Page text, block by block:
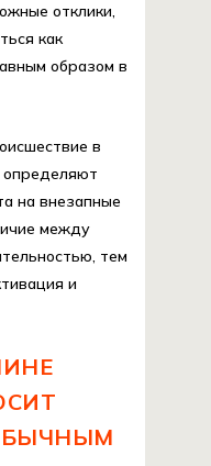
отклики,
как
образом в
в
определяют
на внезапные
между
тем
и